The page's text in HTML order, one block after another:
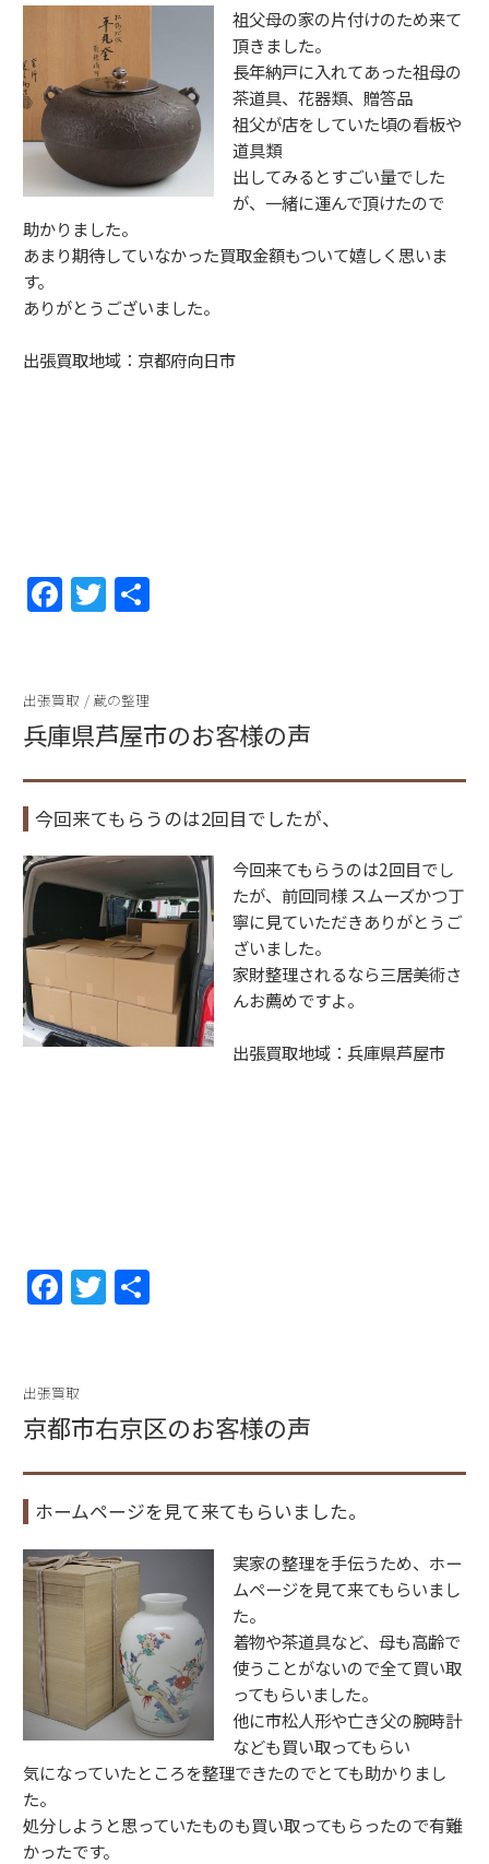
祖父母の家の片付けのため来て
頂きました。
長年納戸に入れてあった祖母の
茶道具、花器類、贈答品
祖父が店をしていた頃の看板や
道具類
出してみるとすごい量でした
が、一緒に運んで頂けたので
助かりました。
あまり期待していなかった買取金額もついて嬉しく思いま
す。
ありがとうございました。
出張買取地域：京都府向日市
F
a
e
b
o
o
k
T
w
er
出張買取 / 蔵の整理
兵庫県芦屋市のお客様の声
今回来てもらうのは2回目でしたが、
今回来てもらうのは2回目でし
たが、前回同様 スムーズかつ丁
寧に見ていただきありがとうご
ざいました。
家財整理されるなら三居美術さ
んお薦めですよ。
出張買取地域：兵庫県芦屋市
F
a
e
b
o
o
k
T
w
出張買取
京都市右京区のお客様の声
ホームページを見て来てもらいました。
実家の整理を手伝うため、ホー
ムページを見て来てもらいまし
た。
着物や茶道具など、母も高齢で
使うことがないので全て買い取
ってもらいました。
他に市松人形や亡き父の腕時計
なども買い取ってもらい
気になっていたところを整理できたのでとても助かりまし
た。
処分しようと思っていたものも買い取ってもらったので有難
かったです。